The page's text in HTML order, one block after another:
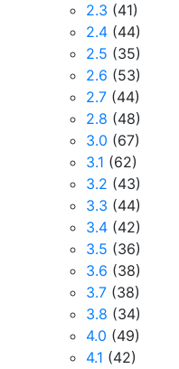
2.3 (41)
2.4 (44)
2.5 (35)
2.6 (53)
2.7 (44)
2.8 (48)
3.0 (67)
3.1 (62)
3.2 (43)
3.3 (44)
3.4 (42)
3.5 (36)
3.6 (38)
3.7 (38)
3.8 (34)
4.0 (49)
4.1 (42)